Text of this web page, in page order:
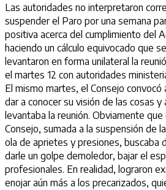
Las autoridades no interpretaron
suspender el Paro por una semana
positiva acerca del cumplimiento del
haciendo un cálculo equivocado que
levantaron en forma unilateral la
el martes 12 con autoridades
El mismo martes, el Consejo
dar a conocer su visión de las cosas y
levantaba la reunión. Obviamente
Consejo, sumada a la suspensión de
ola de aprietes y presiones, buscaba
darle un golpe demoledor, bajar el
profesionales. En realidad, lograron
enojar aún más a los precarizados,